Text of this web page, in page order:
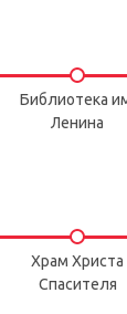
Библиотека
Ленина
Храм Христа
Спасителя